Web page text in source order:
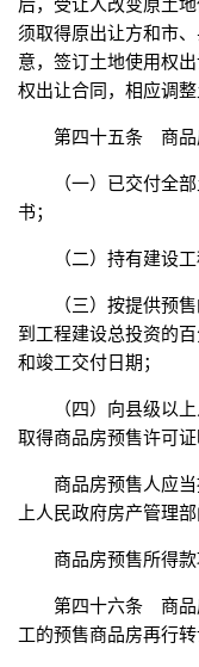
后，受让人改变原土
须取得原出让方和市
意，签订土地使用权
权出让合同，相应调整
第四十五条 商品
（一）已交付全
书；
（二）持有建设
（三）按提供预
到工程建设总投资的
和竣工交付日期；
（四）向县级以
取得商品房预售许可证
商品房预售人应
上人民政府房产管理
商品房预售所得
第四十六条 商品
工的预售商品房再行